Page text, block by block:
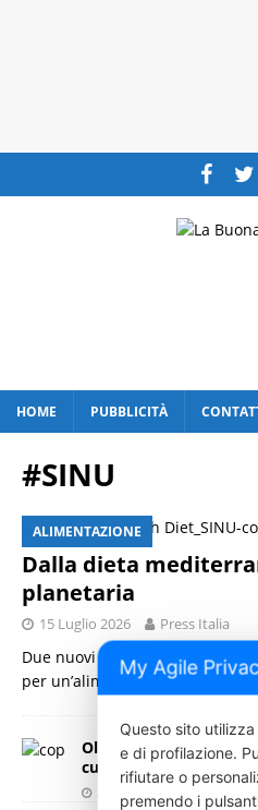
HOME PUBBLICITÀ
#SINU
ALIMENTAZIONE
Dalla dieta
planetaria
15 Luglio 2026 Press Italia
Due nuovi studi della SINU
per un’alimentazione sana e
Oltre le calorie: nuove
cura dell’obesità
28 Maggio 2026 Press
My Agile
Questo sito
e di profilazione.
rifiutare o
premendo i